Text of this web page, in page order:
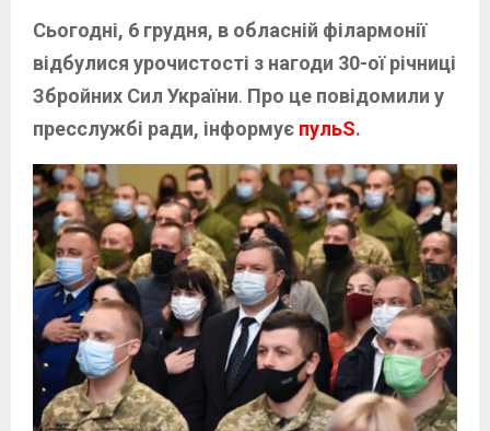
Сьогодні, 6 грудня, в обласній філармонії
відбулися урочистості з нагоди 30-ої річниці
Збройних Сил України. Про це повідомили у
пресслужбі ради, інформує пульS.